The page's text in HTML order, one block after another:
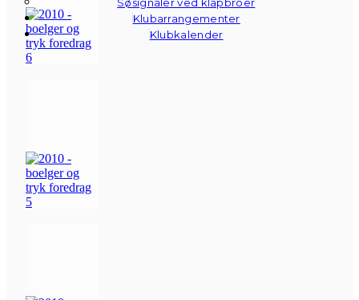
Klubarrangementer
Klubkalender